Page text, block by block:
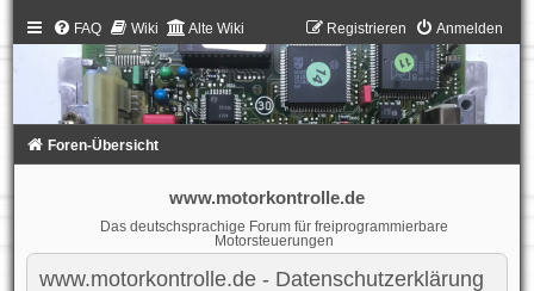
FAQ Wiki Alte Wiki Anmelden
Registrieren
Foren-Übersicht
www.motorkontrolle.de
Das deutschsprachige Forum für freiprogrammierbare
Motorsteuerungen
www.motorkontrolle.de - Datenschutzerklärung